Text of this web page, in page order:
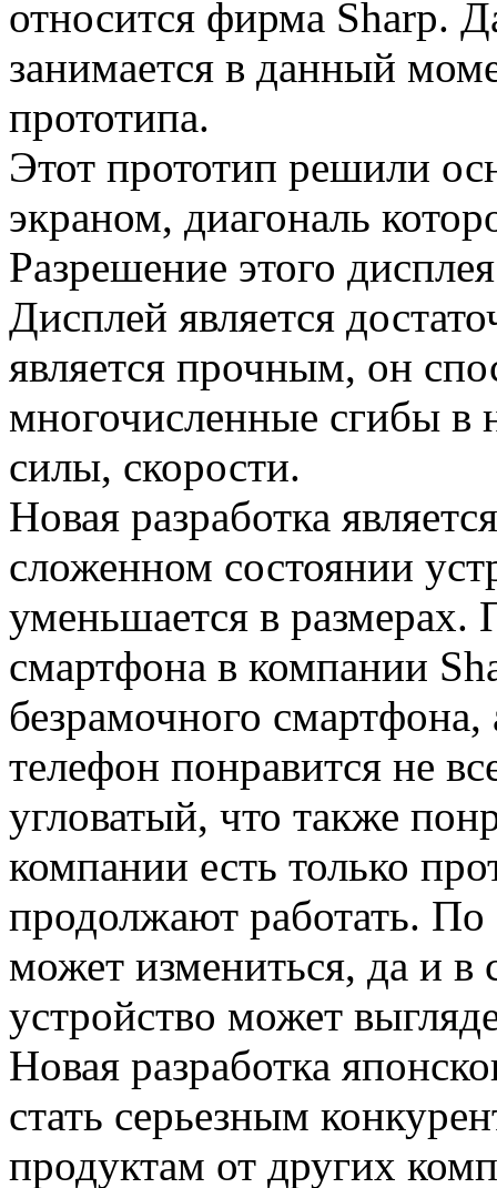
относится фирма Sharp.
занимается в данный
прототипа.
Этот прототип решили
экраном, диагональ
Разрешение этого
Дисплей является
является прочным, он
многочисленные сгибы в
силы, скорости.
Новая разработка
сложенном состоянии
уменьшается в размерах.
смартфона в компании
безрамочного
телефон понравится не
угловатый, что также
компании есть только
продолжают работать. По
может измениться, да и в
устройство может
Новая разработка
стать серьезным
продуктам от других